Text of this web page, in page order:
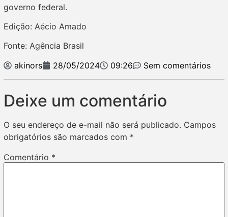
governo federal.
Edição: Aécio Amado
Fonte: Agência Brasil
akinors
28/05/2024 09:26 Sem comentários
Deixe um comentário
O seu endereço de e-mail não será publicado. Campos
obrigatórios são marcados com *
Comentário *